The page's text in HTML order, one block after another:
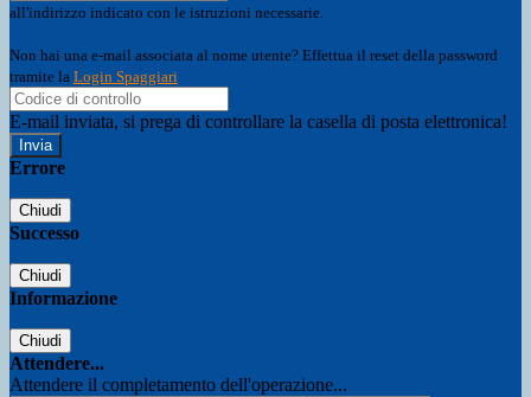
all'indirizzo indicato con le istruzioni necessarie.
Non hai una e-mail associata al nome utente? Effettua il reset della password
tramite la Login Spaggiari
E-mail inviata, si prega di controllare la casella di posta elettronica!
Errore
Chiudi
Successo
Chiudi
Informazione
Chiudi
Attendere...
Attendere il completamento dell'operazione...